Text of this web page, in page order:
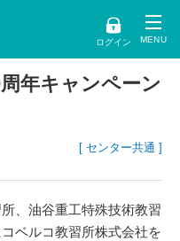
ログイン
年キャンペーン
[ センター共通 ]
、油谷重工特殊技術教習
ベルコ教習所株式会社を